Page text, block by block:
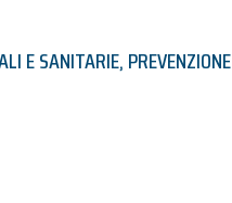
E SANITARIE,PREVENZIONE